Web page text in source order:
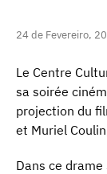
24 de Fevereiro,
Le Centre
sa soirée
projection du
et Muriel
Dans ce